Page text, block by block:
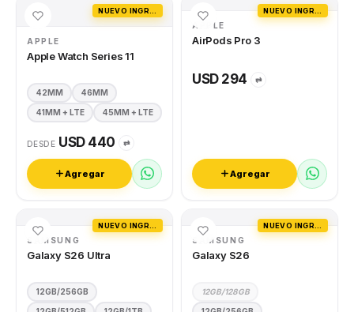
APPLE
Apple Watch Series 11
42MM 46MM
41MM + LTE 45MM + LTE
DESDE USD 440 ⇄
Agregar
APPLE
AirPods Pro 3
USD 294 ⇄
Agregar
SAMSUNG
Galaxy S26 Ultra
12GB/256GB
SAMSUNG
Galaxy S26
12GB/128GB